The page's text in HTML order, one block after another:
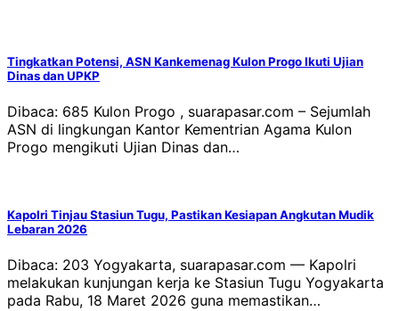
Tingkatkan Potensi, ASN Kankemenag Kulon Progo Ikuti Ujian
Dinas dan UPKP
Dibaca: 685 Kulon Progo , suarapasar.com – Sejumlah
ASN di lingkungan Kantor Kementrian Agama Kulon
Progo mengikuti Ujian Dinas dan…
Kapolri Tinjau Stasiun Tugu, Pastikan Kesiapan Angkutan Mudik
Lebaran 2026
Dibaca: 203 Yogyakarta, suarapasar.com — Kapolri
melakukan kunjungan kerja ke Stasiun Tugu Yogyakarta
pada Rabu, 18 Maret 2026 guna memastikan…